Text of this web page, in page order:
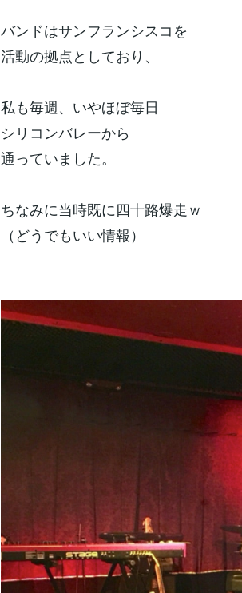
バンドはサンフランシスコを
活動の拠点としており、
私も毎週、いやほぼ毎日
シリコンバレーから
通っていました。
ちなみに当時既に四十路爆走ｗ
（どうでもいい情報）